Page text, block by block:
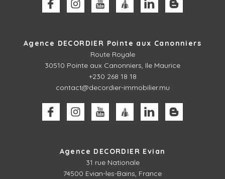
Agence DECORDIER Pointe aux Canonniers
Route Royale
30510 Pointe aux Canonniers, Ile Maurice
+230 268 18 18
contact@decordier-immobilier.mu
Agence DECORDIER Evian
31 rue Nationale
74500 Evian-les-Bains, France